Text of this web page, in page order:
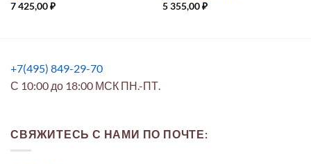
7 425,00₽
5 355,00₽
+7(495) 849-29-70
С 10:00 до 18:00 МСК ПН.-ПТ.
СВЯЖИТЕСЬ С НАМИ ПО ПОЧТЕ: